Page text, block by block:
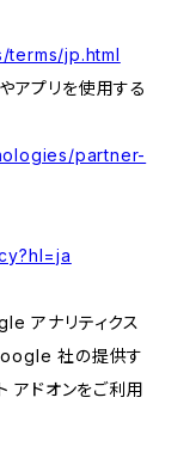
jp.html
アプリを使用する
partner-
アナリティクス
社の提供す
アドオンをご利用